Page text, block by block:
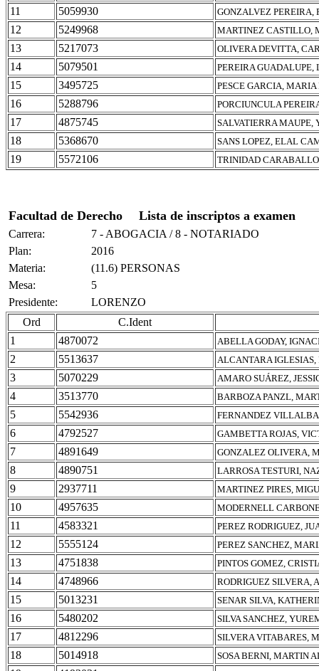
11 5059930 GONZALVEZ PEREIRA,
12 5249968 MARTINEZ CASTILLO,
13 5217073 OLIVERA DEVITTA,
14 5079501 PEREIRA
15 3495725 PESCE GARCIA,
16 5288796 PORCIUNCULA
17 4875745 SALVATIERRA
18 5368670 SANS LOPEZ, ELAL
19 5572106 TRINIDAD
Facultad de Derecho Lista de inscriptos a examen
Carrera:
7 - ABOGACIA / 8 - NOTARIADO
Plan:
2016
Materia:
(11.6) PERSONAS
Mesa:
5
Presidente:
LORENZO
Ord
C.Ident
1
4870072 ABELLA GODAY,
2 5513637 ALCANTARA IGLESIAS,
3 5070229 AMARO SUÁREZ,
4 3513770 BARBOZA PANZL,
5 5542936 FERNANDEZ
6 4792527 GAMBETTA ROJAS,
7 4891649 GONZALEZ OLIVERA,
8 4890751 LARROSA TESTURI,
9 2937711 MARTINEZ PIRES,
10 4957635 MODERNELL
11 4583321 PEREZ RODRIGUEZ,
12 5555124 PEREZ SANCHEZ,
13 4751838 PINTOS GOMEZ,
14 4748966 RODRIGUEZ SILVERA,
15 5013231 SENAR SILVA,
16 5480202 SILVA SANCHEZ,
17 4812296 SILVERA VITABARES,
18 5014918 SOSA BERNI, MARTIN